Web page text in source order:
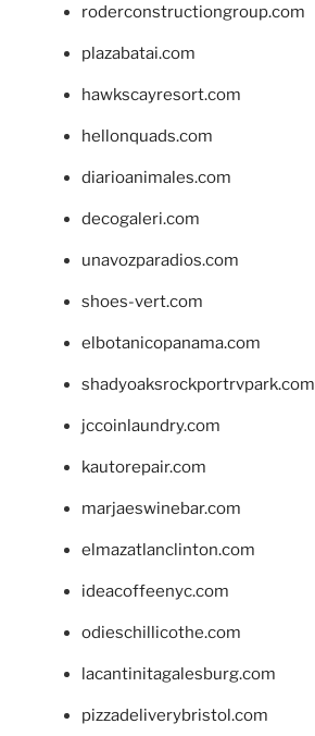
roderconstructiongroup.com
plazabatai.com
hawkscayresort.com
hellonquads.com
diarioanimales.com
decogaleri.com
unavozparadios.com
shoes-vert.com
elbotanicopanama.com
shadyoaksrockportrvpark.com
jccoinlaundry.com
kautorepair.com
marjaeswinebar.com
elmazatlanclinton.com
ideacoffeenyc.com
odieschillicothe.com
lacantinitagalesburg.com
pizzadeliverybristol.com